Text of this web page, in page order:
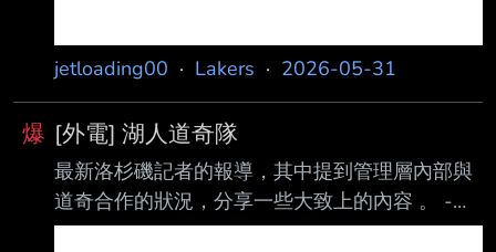
jetloading00 · Lakers · 2026-05-31
爆 [外電] 湖人道奇隊
最新洛杉磯記者的報導，其中提到管理層內部與
道奇合作的狀況，分享一些大致上的內容 。 -湖
人提供灰狼助理GM Steve Senior 籃球營運管理